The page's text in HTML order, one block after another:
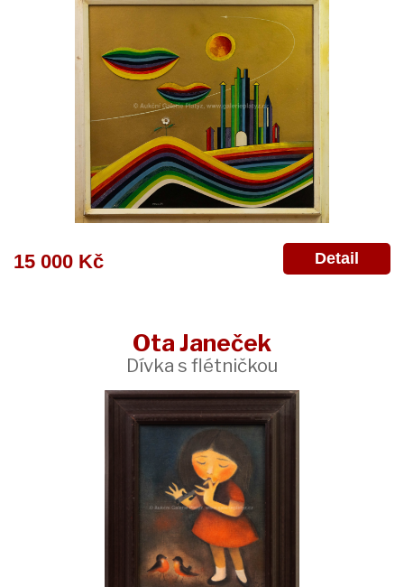
15 000 Kč Detail
Ota Janeček
Dívka s flétničkou